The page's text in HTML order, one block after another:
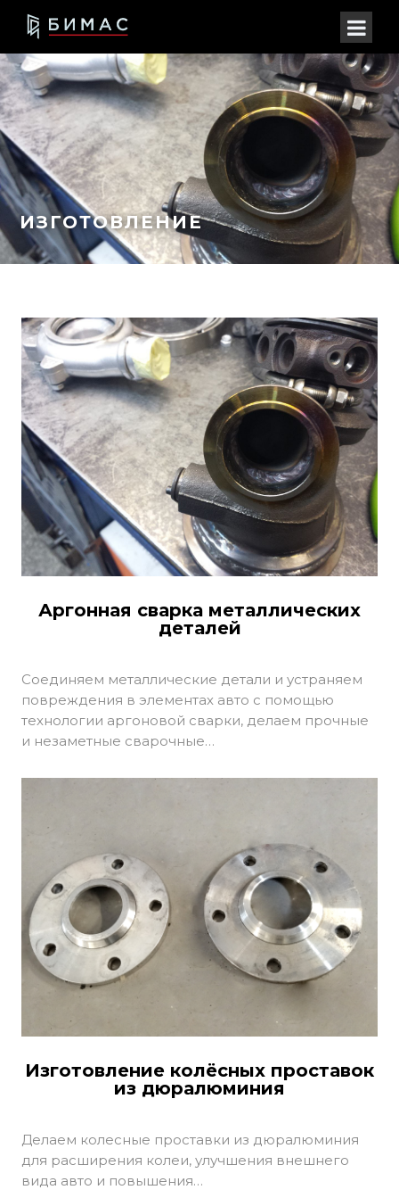
ИЗГОТОВЛЕНИЕ
Аргонная сварка металлических
деталей
Соединяем металлические детали и устраняем
повреждения в элементах авто с помощью
технологии аргоновой сварки, делаем прочные
и незаметные сварочные…
Изготовление колёсных проставок
из дюралюминия
Делаем колесные проставки из дюралюминия
для расширения колеи, улучшения внешнего
вида авто и повышения…